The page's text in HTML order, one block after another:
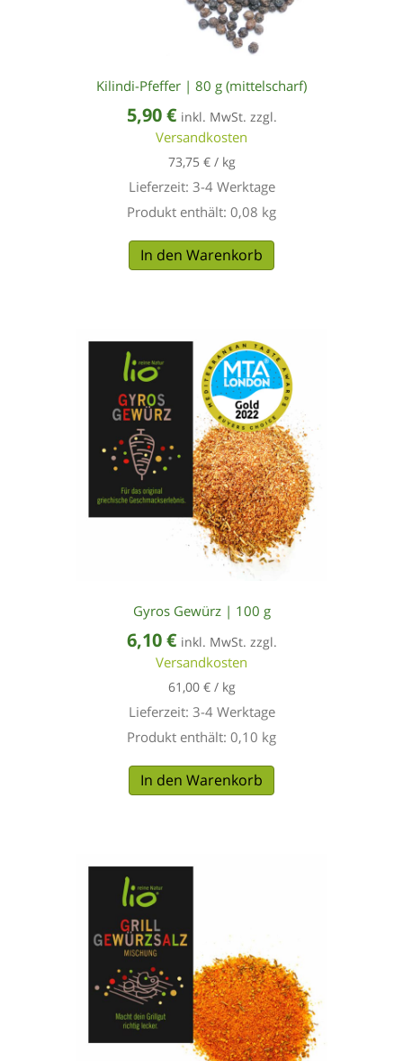
Kilindi-Pfeffer | 80 g (mittelscharf)
5,90€ inkl. MwSt. zzgl.
Versandkosten
73,75 €/ kg
Lieferzeit: 3-4 Werktage
Produkt enthält: 0,08 kg
In den Warenkorb
Gyros Gewürz | 100 g
6,10€ inkl. MwSt. zzgl.
Versandkosten
61,00 €/ kg
Lieferzeit: 3-4 Werktage
Produkt enthält: 0,10 kg
In den Warenkorb